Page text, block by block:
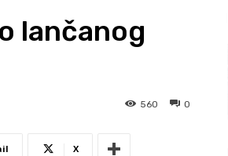
lančanog
0
560
X